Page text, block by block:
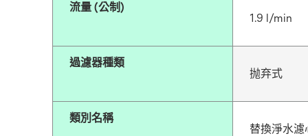
流量 (公制)
1.9 l/min
過濾器種類
抛弃式
類別名稱
替換淨水濾